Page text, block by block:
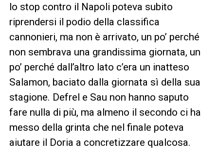
lo stop contro il Napoli poteva subito
riprendersi il podio della classifica
cannonieri, ma non è arrivato, un po’ perché
non sembrava una grandissima giornata, un
po’ perché dall’altro lato c’era un inatteso
Salamon, baciato dalla giornata sì della sua
stagione. Defrel e Sau non hanno saputo
fare nulla di più, ma almeno il secondo ci ha
messo della grinta che nel finale poteva
aiutare il Doria a concretizzare qualcosa.